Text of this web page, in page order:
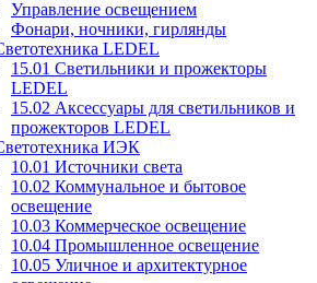
Управление освещением
Фонари, ночники, гирлянды
LEDEL
15.01 Светильники и прожекторы
LEDEL
15.02 Аксессуары для светильников и
прожекторов LEDEL
ИЭК
10.01 Источники света
10.02 Коммунальное и бытовое
освещение
10.03 Коммерческое освещение
10.04 Промышленное освещение
10.05 Уличное и архитектурное